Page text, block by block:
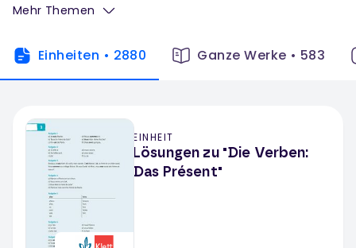
Schüler
37
Französische Lebensweise
126
Freizeit und Interessen
Berufliche Situationen
15 Private Situationen
Studium und Arbeit
7
Interkulturelle Kommunikation
Szenisches Darstellen und Spielen
Mehr Themen
Einheiten • 2880 Ganze Werke • 583
EINHEIT
Lösungen zu "Die Verben:
Das Présent"